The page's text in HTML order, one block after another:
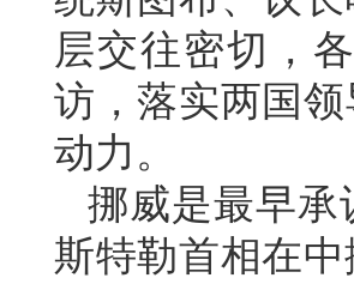
层交往密切，
访，落实两国
动力。
挪威是最早承
斯特勒首相在